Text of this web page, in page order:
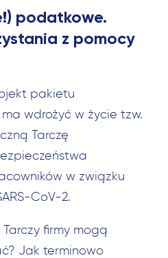
podatkowe.
z pomocy
pakietu
wdrożyć w życie tzw.
Tarczę
w związku
CoV-2.
firmy mogą
Jak terminowo